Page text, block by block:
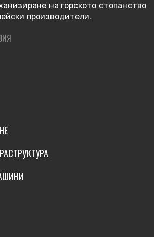
на горското стопанство
производители.